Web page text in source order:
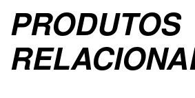
PRODUTOS